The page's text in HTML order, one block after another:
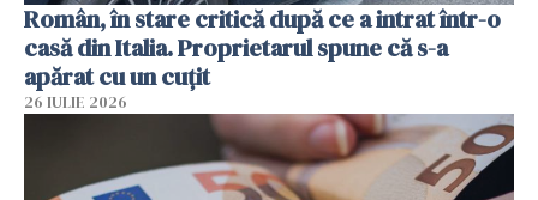
Român, în stare critică după ce a intrat într-o
casă din Italia. Proprietarul spune că s-a
apărat cu un cuțit
26 IULIE 2026